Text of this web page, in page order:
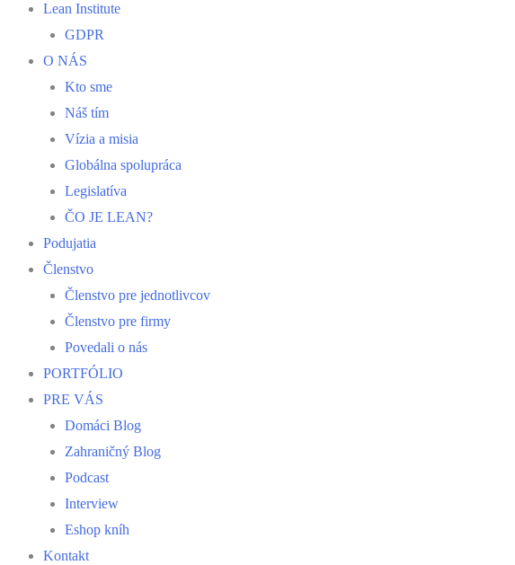
Lean Institute
GDPR
O NÁS
Kto sme
Náš tím
Vízia a misia
Globálna spolupráca
Legislatíva
ČO JE LEAN?
Podujatia
Členstvo
Členstvo pre jednotlivcov
Členstvo pre firmy
Povedali o nás
PORTFÓLIO
PRE VÁS
Domáci Blog
Zahraničný Blog
Podcast
Interview
Eshop kníh
Kontakt